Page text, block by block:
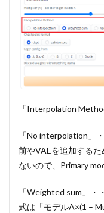
「Interpolation
「No interpolation」
前やVAEを追加する
ないので、Primary
「Weighted sum」
式は「モデルA×(1 –